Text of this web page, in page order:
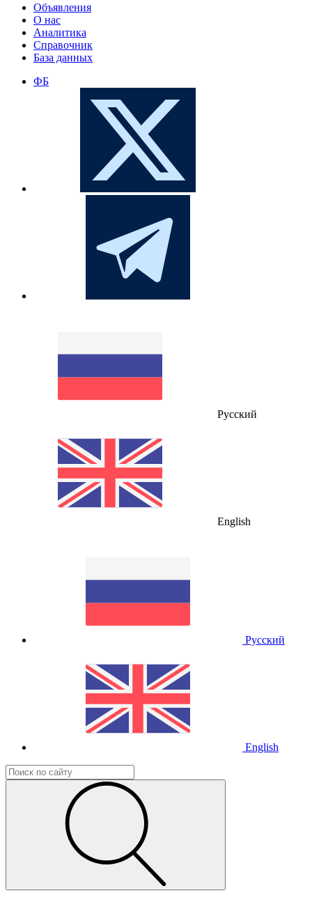
Объявления
О нас
Аналитика
Справочник
База данных
ФБ
Русский
English
Русский
English